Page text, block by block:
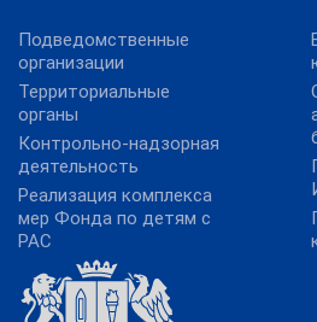
Подведомственные
организации
Территориальные
органы
Контрольно-надзорная
деятельность
Реализация комплекса
мер Фонда по детям с
РАС